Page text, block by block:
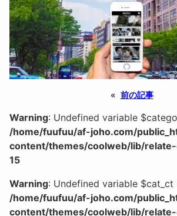
« 前の記事
Warning: Undefined variable
/home/fuufuu/af-joho.com/
content/themes/coolweb/lib/
15
Warning: Undefined variable $cat_ct
/home/fuufuu/af-joho.com/
content/themes/coolweb/lib/